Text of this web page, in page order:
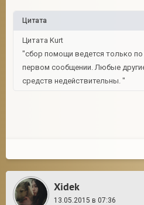
Цитата
Цитата Kurt
"сбор помощи ведется только
первом сообщении. Любые
средств недействительны. "
Xidek
13.05.2015 в 07:36